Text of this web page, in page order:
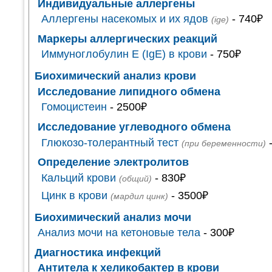
Индивидуальные аллергены
Аллергены насекомых и их ядов (ige) - 740₽
Маркеры аллергических реакций
Иммуноглобулин Е (IgE) в крови - 750₽
Биохимический анализ крови
Исследование липидного обмена
Гомоцистеин - 2500₽
Исследование углеводного обмена
Глюкозо-толерантный тест (при беременности)
Определение электролитов
Кальций крови (общий) - 830₽
Цинк в крови (мардил цинк) - 3500₽
Биохимический анализ мочи
Анализ мочи на кетоновые тела - 300₽
Диагностика инфекций
Антитела к хеликобактер в крови